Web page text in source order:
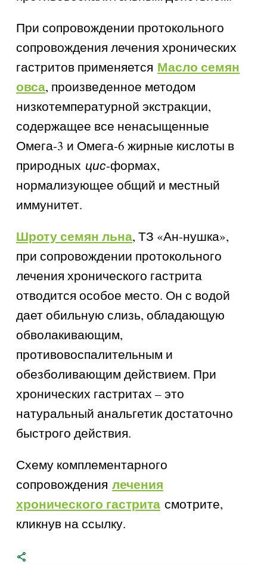
При сопровождении протокольного
сопровождения лечения хронических
гастритов применяется Масло семян
овса, произведенное методом
низкотемпературной экстракции,
содержащее все ненасыщенные
Омега-3 и Омега-6 жирные кислоты в
природных цис-формах,
нормализующее общий и местный
иммунитет.
Шроту семян льна, ТЗ «Ан-нушка»,
при сопровождении протокольного
лечения хронического гастрита
отводится особое место. Он с водой
дает обильную слизь, обладающую
обволакивающим,
противовоспалительным и
обезболивающим действием. При
хронических гастритах – это
натуральный анальгетик достаточно
быстрого действия.
Схему комплементарного
сопровождения лечения
хронического гастрита смотрите,
кликнув на ссылку.